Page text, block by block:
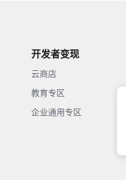
开发者变现
云商店
教育专区
企业通用专区